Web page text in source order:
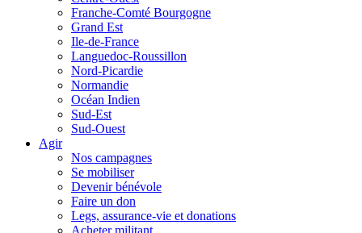
Franche-Comté Bourgogne
Grand Est
Ile-de-France
Languedoc-Roussillon
Nord-Picardie
Normandie
Océan Indien
Sud-Est
Sud-Ouest
Agir
Nos campagnes
Se mobiliser
Devenir bénévole
Faire un don
Legs, assurance-vie et donations
Acheter militant